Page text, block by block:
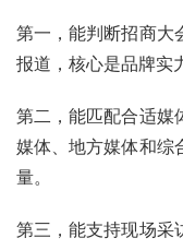
第一，能判断招商大
报道，核心是品牌实
第二，能匹配合适媒
媒体、地方媒体和综
量。
第三，能支持现场采